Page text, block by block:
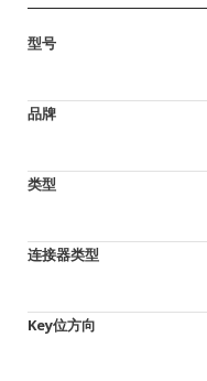
型号
品牌
类型
连接器类型
Key位方向